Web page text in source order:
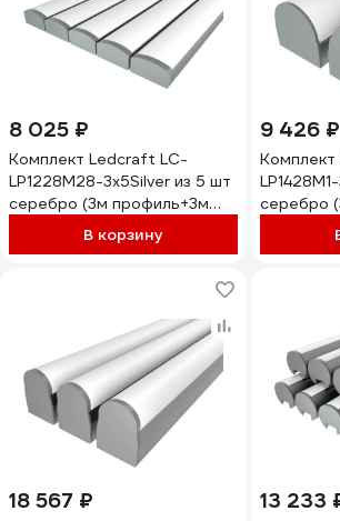
8 025 ₽
Комплект Ledcraft LC-
LP1228M28-3x5Silver из 5 шт
серебро (3м профиль+3м
рассеиватель+2 заглушки)
В корзину
9 426 ₽
серебро
18 567 ₽ 13 233